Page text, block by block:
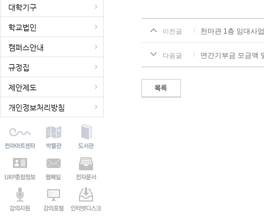
대학기구
학교법인
캠퍼스안내
규정집
제안제도
개인정보처리방침
이전글 천마관 1층 임대사
다음글 연간기부금 모금액